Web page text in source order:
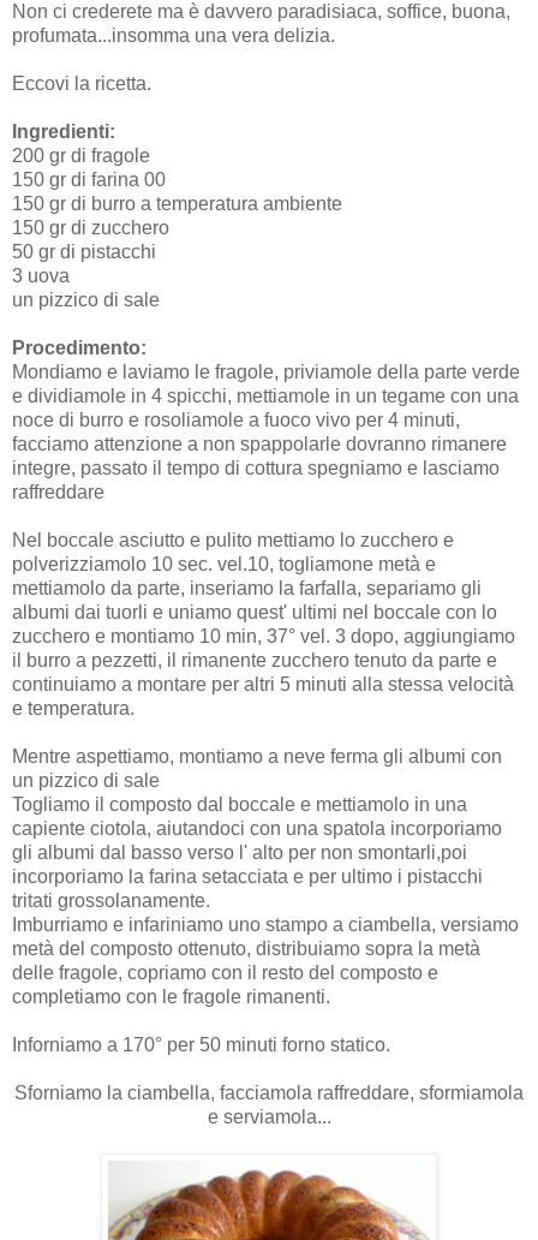
Non ci crederete ma è davvero paradisiaca, soffice, buona,
profumata...insomma una vera delizia.
Eccovi la ricetta.
Ingredienti:
200 gr di fragole
150 gr di farina 00
150 gr di burro a temperatura ambiente
150 gr di zucchero
50 gr di pistacchi
3 uova
un pizzico di sale
Procedimento:
Mondiamo e laviamo le fragole, priviamole della parte verde
e dividiamole in 4 spicchi, mettiamole in un tegame con una
noce di burro e rosoliamole a fuoco vivo per 4 minuti,
facciamo attenzione a non spappolarle dovranno rimanere
integre, passato il tempo di cottura spegniamo e lasciamo
raffreddare
Nel boccale asciutto e pulito mettiamo lo zucchero e
polverizziamolo 10 sec. vel.10, togliamone metà e
mettiamolo da parte, inseriamo la farfalla, separiamo gli
albumi dai tuorli e uniamo quest' ultimi nel boccale con lo
zucchero e montiamo 10 min, 37° vel. 3 dopo, aggiungiamo
il burro a pezzetti, il rimanente zucchero tenuto da parte e
continuiamo a montare per altri 5 minuti alla stessa velocità
e temperatura.
Mentre aspettiamo, montiamo a neve ferma gli albumi con
un pizzico di sale
Togliamo il composto dal boccale e mettiamolo in una
capiente ciotola, aiutandoci con una spatola incorporiamo
gli albumi dal basso verso l' alto per non smontarli,poi
incorporiamo la farina setacciata e per ultimo i pistacchi
tritati grossolanamente.
Imburriamo e infariniamo uno stampo a ciambella, versiamo
metà del composto ottenuto, distribuiamo sopra la metà
delle fragole, copriamo con il resto del composto e
completiamo con le fragole rimanenti.
Inforniamo a 170° per 50 minuti forno statico.
Sforniamo la ciambella, facciamola raffreddare, sformiamola
e serviamola...